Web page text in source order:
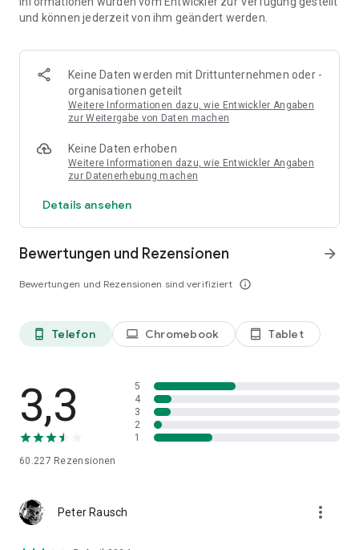
und können jederzeit von ihm geändert werden.
Keine Daten werden mit Drittunternehmen oder -
organisationen geteilt
Weitere Informationen dazu, wie Entwickler Angaben
zur Weitergabe von Daten machen
Keine Daten erhoben
Weitere Informationen dazu, wie Entwickler Angaben
zur Datenerhebung machen
Details ansehen
Bewertungen und Rezensionen
Bewertungen und Rezensionen sind verifiziert info_outline
arrow_forward
phone_android Telefon laptop Chromebook tablet_android Tablet
3,3
60.227 Rezensionen
5
4
3
2
1
Peter Rausch more_vert